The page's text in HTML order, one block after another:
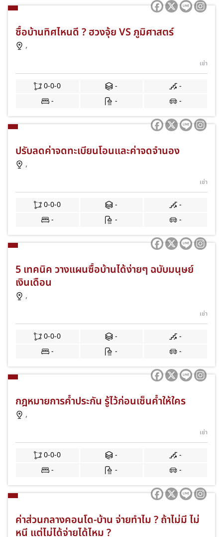
ซื้อบ้านทิศไหนดี ? ฮวงจุ้ย VS ภูมิศาสตร์
,
เช่า
0-0-0 -
-
-
- -
ปรับลดค่าจดทะเบียนโอนและค่าจดจำนอง
,
เช่า
0-0-0 -
-
-
- -
5 เทคนิค วางแผนซื้อบ้านได้ง่ายๆ ฉบับมนุษย์
เงินเดือน
,
เช่า
0-0-0 -
-
-
- -
กฎหมายการค้ำประกัน รู้ไว้ก่อนเซ็นค้ำให้ใคร
,
เช่า
0-0-0 -
-
-
- -
ค่าส่วนกลางคอนโด-บ้าน จ่ายทำไม ? ถ้าไม่มี ไม่
หนี แต่ไม่ได้จ่ายได้ไหม ?